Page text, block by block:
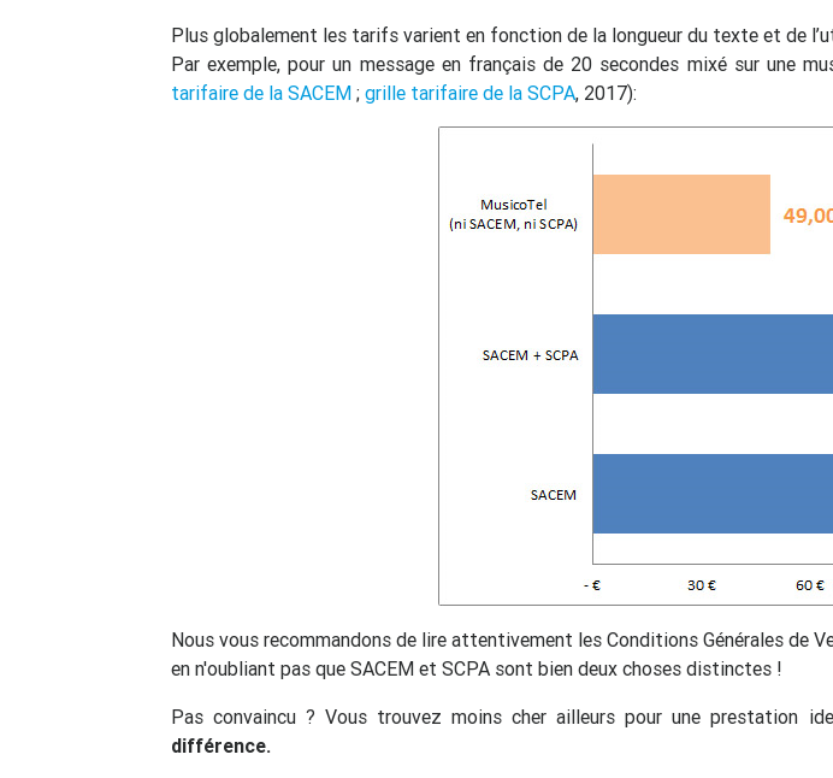
Plus globalement les tarifs varient en fonction de la longueur du texte et de
Par exemple, pour un message en français de 20 secondes mixé sur une
tarifaire de la SACEM ; grille tarifaire de la SCPA, 2017):
Nous vous recommandons de lire attentivement les Conditions Générales de
en n'oubliant pas que SACEM et SCPA sont bien deux choses distinctes !
Pas convaincu ? Vous trouvez moins cher ailleurs pour une prestation
différence.